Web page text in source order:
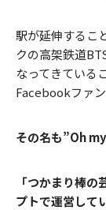
駅が延伸するこ
クの高架鉄道
なってきている
Facebookファ
その名も”Oh
「つかまり棒の
プトで運営して